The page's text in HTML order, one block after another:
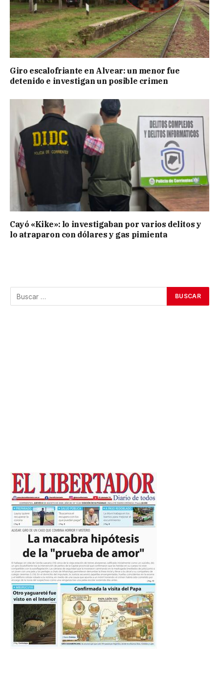
Giro escalofriante en Alvear: un menor fue
detenido e investigan un posible crimen
Cayó «Kike»: lo investigaban por varios delitos y
lo atraparon con dólares y gas pimienta